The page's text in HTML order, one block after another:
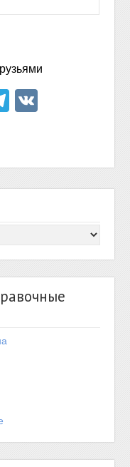
Telegram